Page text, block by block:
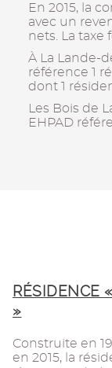
En 2015, la
avec un
nets. La taxe
À La Lande-
référence 1
dont 1
Les Bois de
EHPAD
RÉSIDENCE
»
Construite en
en 2015, la